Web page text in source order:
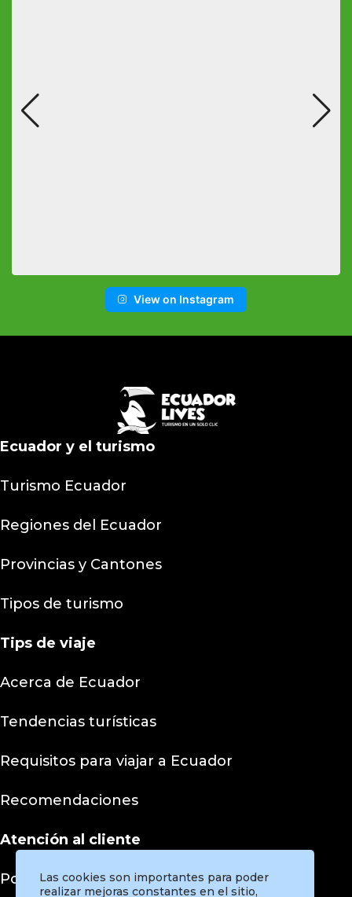
View on Instagram
Ecuador y el turismo
Turismo Ecuador
Regiones del Ecuador
Provincias y Cantones
Tipos de turismo
Tips de viaje
Acerca de Ecuador
Tendencias turísticas
Requisitos para viajar a Ecuador
Recomendaciones
Atención al cliente
Políticas de privacidad
Las cookies son importantes para poder
realizar mejoras constantes en el sitio,